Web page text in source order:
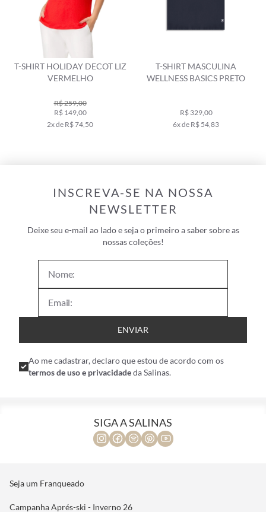
T-SHIRT HOLIDAY DECOT LIZ
VERMELHO
R$ 259,00
R$ 149,00
2x de R$ 74,50
T-SHIRT MASCULINA
WELLNESS BASICS PRETO
R$ 329,00
6x de R$ 54,83
INSCREVA-SE NA NOSSA
NEWSLETTER
Deixe seu e-mail ao lado e seja o primeiro a saber sobre as
nossas coleções!
ENVIAR
Ao me cadastrar, declaro que estou de acordo com os
termos de uso e privacidadeda Salinas.
SIGA A SALINAS
Seja um Franqueado
Campanha Aprés-ski - Inverno 26